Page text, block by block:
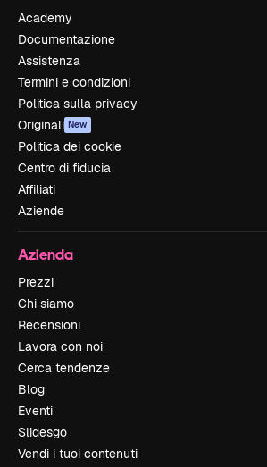
Academy
Documentazione
Assistenza
Termini e condizioni
Politica sulla privacy
Originali New
Politica dei cookie
Centro di fiducia
Affiliati
Aziende
Azienda
Prezzi
Chi siamo
Recensioni
Lavora con noi
Cerca tendenze
Blog
Eventi
Slidesgo
Vendi i tuoi contenuti